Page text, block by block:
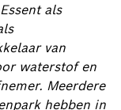
als
van
waterstof en
Meerdere
hebben in